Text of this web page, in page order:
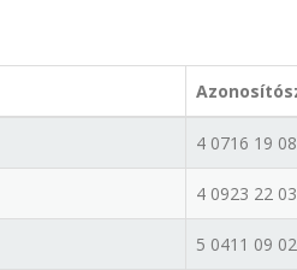
4 0716 19 08
4 0923 22 03
5 0411 09 02